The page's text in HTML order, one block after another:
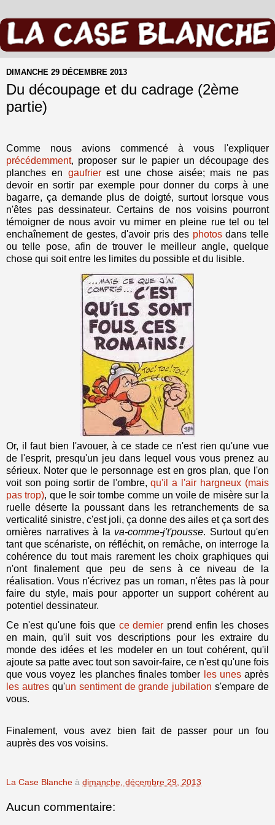
DIMANCHE 29 DÉCEMBRE 2013
Du découpage et du cadrage (2ème
partie)
Comme nous avions commencé à vous l'expliquer
précédemment, proposer sur le papier un découpage des
planches en gaufrierest une chose aisée; mais ne pas
devoir en sortir par exemple pour donner du corps à une
bagarre, ça demande plus de doigté, surtout lorsque vous
n'êtes pas dessinateur. Certains de nos voisins pourront
témoigner de nous avoir vu mimer en pleine rue tel ou tel
enchaînement de gestes, d'avoir pris des photosdans telle
ou telle pose, afin de trouver le meilleur angle, quelque
chose qui soit entre les limites du possible et du lisible.
Or, il faut bien l'avouer, à ce stade ce n'est rien qu'une vue
de l'esprit, presqu'un jeu dans lequel vous vous prenez au
sérieux. Noter que le personnage est en gros plan, que l'on
voit son poing sortir de l'ombre,qu'il a l'air hargneux (mais
pas trop), que le soir tombe comme un voile de misère sur la
ruelle déserte la poussant dans les retranchements de sa
verticalité sinistre, c'est joli, ça donne des ailes et ça sort des
ornières narratives à la va-comme-j't'pousse. Surtout qu'en
tant que scénariste, on réfléchit, on remâche, on interroge la
cohérence du tout mais rarement les choix graphiques qui
n'ont finalement que peu de sens à ce niveau de la
réalisation. Vous n'écrivez pas un roman, n'êtes pas là pour
faire du style, mais pour apporter un support cohérent au
potentiel dessinateur.
Ce n'est qu'une fois que ce dernier prend enfin les choses
en main, qu'il suit vos descriptions pour les extraire du
monde des idées et les modeler en un tout cohérent, qu'il
ajoute sa patte avec tout son savoir-faire, ce n'est qu'une fois
que vous voyez les planches finales tomber les unesaprès
les autresqu'un sentiment de grande jubilation s'empare de
vous.
Finalement, vous avez bien fait de passer pour un fou
auprès des vos voisins.
La Case Blanche à dimanche, décembre 29, 2013
Aucun commentaire: